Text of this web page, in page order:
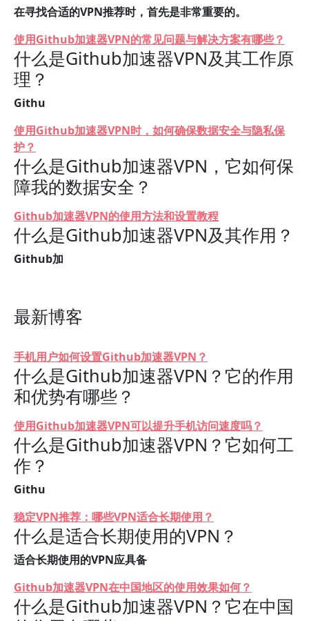
在寻找合适的VPN推荐时，首先是非常重要的。
使用Github加速器VPN的常见问题与解决方案有哪些？
什么是Github加速器VPN及其工作原
理？
Githu
使用Github加速器VPN时，如何确保数据安全与隐私保
护？
什么是Github加速器VPN，它如何保
障我的数据安全？
Github加速器VPN的使用方法和设置教程
什么是Github加速器VPN及其作用？
Github加
最新博客
手机用户如何设置Github加速器VPN？
什么是Github加速器VPN？它的作用
和优势有哪些？
使用Github加速器VPN可以提升手机访问速度吗？
什么是Github加速器VPN？它如何工
作？
Githu
稳定VPN推荐：哪些VPN适合长期使用？
什么是适合长期使用的VPN？
适合长期使用的VPN应具备
Github加速器VPN在中国地区的使用效果如何？
什么是Github加速器VPN？它在中国